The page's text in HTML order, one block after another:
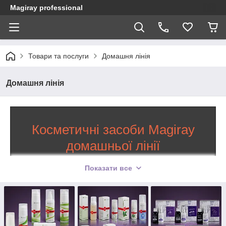
Magiray professional
Товари та послуги Домашня лінія
Домашня лінія
Косметичні засоби Magiray
домашньої лінії
Скраби, маски, гоммажі, тоніки, шампуні,
багато іншого в каталозі
Високоякісна й ефективна косметика від ізраїльського
Показати все